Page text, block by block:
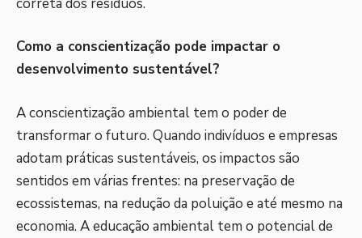
Como a conscientização pode impactar o
desenvolvimento sustentável?
A conscientização ambiental tem o poder de
transformar o futuro. Quando indivíduos e empresas
adotam práticas sustentáveis, os impactos são
sentidos em várias frentes: na preservação de
ecossistemas, na redução da poluição e até mesmo na
economia. A educação ambiental tem o potencial de